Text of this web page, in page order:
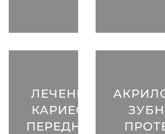
ЛЕЧЕНИЕ
КАРИЕСА
ПЕРЕДНИХ